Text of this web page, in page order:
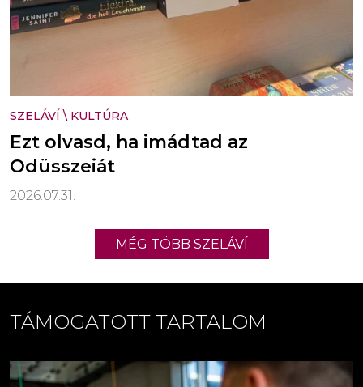
SZELÁVÍ \ KULTÚRA
Ezt olvasd, ha imádtad az
Odüsszeiát
2026.07.31.
MÉG TÖBB SZELÁVÍ
TÁMOGATOTT TARTALOM